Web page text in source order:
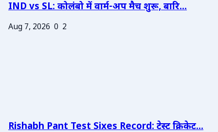
IND vs SL: कोलंबो में वार्म-अप मैच शुरू, बारि...
Aug 7, 2026 0 2
Rishabh Pant Test Sixes Record: टेस्ट क्रिकेट...